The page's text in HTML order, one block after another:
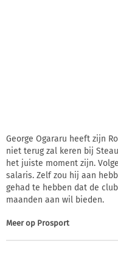
George Ogararu heeft zijn
niet terug zal keren bij
het juiste moment zijn.
salaris. Zelf zou hij aan
gehad te hebben dat de
maanden aan wil bieden.
Meer op Prosport